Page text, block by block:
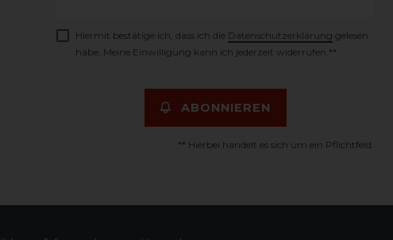
Hiermit bestätige ich, dass ich die Daten­schutz­erklärung gelesen
habe. Meine Einwilligung kann ich jederzeit widerrufen.**
ABONNIEREN
** Hierbei handelt es sich um ein Pflichtfeld.